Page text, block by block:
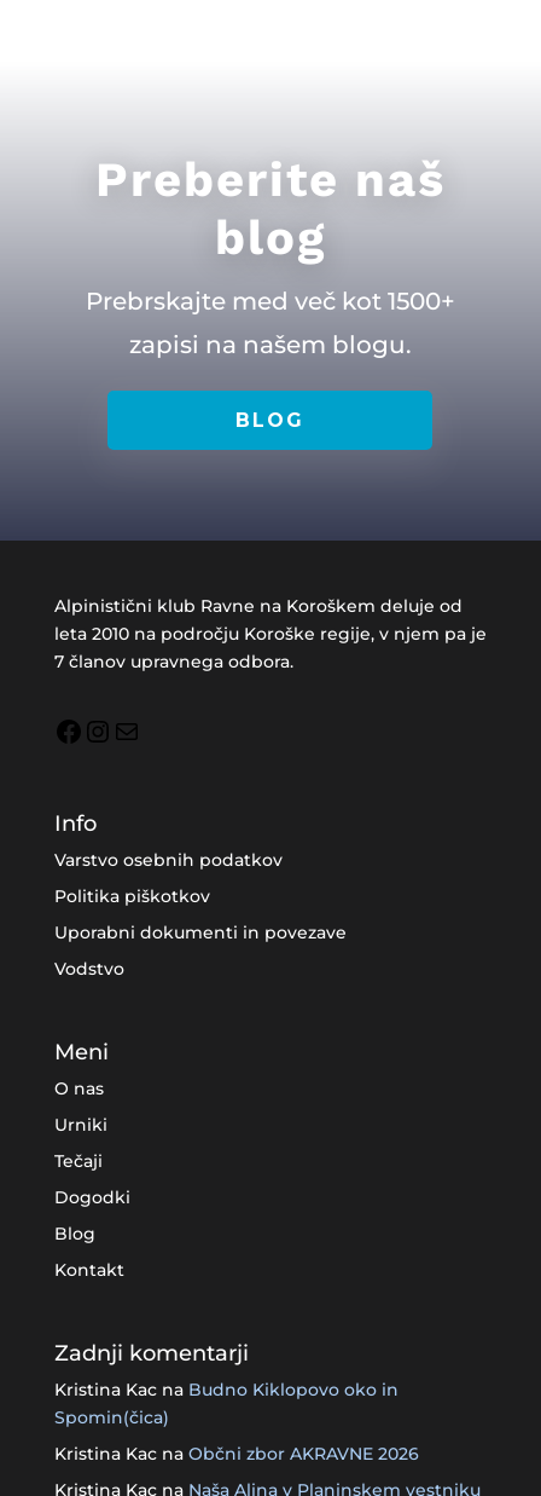
Preberite naš
blog
Prebrskajte med več kot 1500+
zapisi na našem blogu.
BLOG
Alpinistični klub Ravne na Koroškem deluje od
leta 2010 na področju Koroške regije, v njem pa je
7 članov upravnega odbora.
Facebook
Instagram
Info
Varstvo osebnih podatkov
Politika piškotkov
Uporabni dokumenti in povezave
Vodstvo
Meni
O nas
Urniki
Tečaji
Dogodki
Blog
Kontakt
Zadnji komentarji
Kristina Kacna Budno Kiklopovo oko in
Spomin(čica)
Kristina Kacna Občni zbor AKRAVNE 2026
Kristina Kacna Naša Alina v Planinskem vestniku